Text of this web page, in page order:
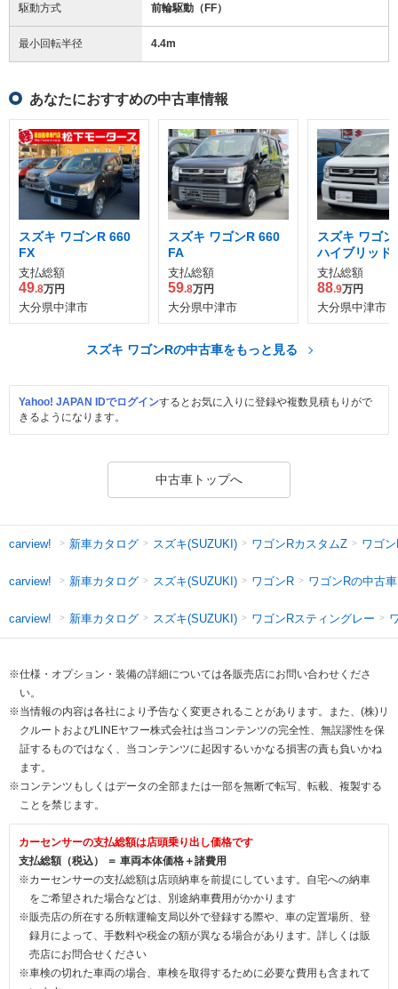
駆動方式 前輪駆動（FF）
最小回転半径 4.4m
あなたにおすすめの中古車情報
スズキ ワゴンR 660
FX
支払総額
49.8万円
大分県中津市
スズキ ワゴンR 660
FA
支払総額
59.8万円
大分県中津市
スズキ ワゴ
ハイブリッド
支払総額
88.9万円
大分県中津市
スズキ ワゴンRの中古車をもっと見る
Yahoo! JAPAN IDでログインするとお気に入りに登録や複数見積もりがで
きるようになります。
中古車トップへ
carview! 新車カタログ スズキ(SUZUKI) ワゴンRカスタムZ ワゴ
carview! 新車カタログ スズキ(SUZUKI) ワゴンR ワゴンRの中古車
carview! 新車カタログ スズキ(SUZUKI) ワゴンRスティングレー
※仕様・オプション・装備の詳細については各販売店にお問い合わせくださ
い。
※当情報の内容は各社により予告なく変更されることがあります。また、(株)リ
クルートおよびLINEヤフー株式会社は当コンテンツの完全性、無誤謬性を保
証するものではなく、当コンテンツに起因するいかなる損害の責も負いかね
ます。
※コンテンツもしくはデータの全部または一部を無断で転写、転載、複製する
ことを禁じます。
カーセンサーの支払総額は店頭乗り出し価格です
支払総額（税込） ＝ 車両本体価格＋諸費用
※カーセンサーの支払総額は店頭納車を前提にしています。自宅への納車
をご希望された場合などは、別途納車費用がかかります
※販売店の所在する所轄運輸支局以外で登録する際や、車の定置場所、登
録月によって、手数料や税金の額が異なる場合があります。詳しくは販
売店にお問合せください
※車検の切れた車両の場合、車検を取得するために必要な費用も含まれて